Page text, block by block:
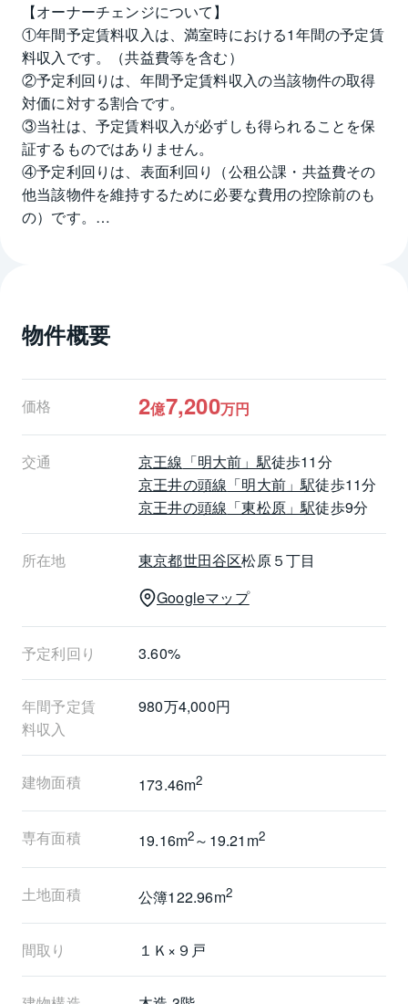
【オーナーチェンジについて】
①年間予定賃料収入は、満室時における1年間の予定賃
料収入です。（共益費等を含む）
②予定利回りは、年間予定賃料収入の当該物件の取得
対価に対する割合です。
③当社は、予定賃料収入が必ずしも得られることを保
証するものではありません。
④予定利回りは、表面利回り（公租公課・共益費その
他当該物件を維持するために必要な費用の控除前のも
の）です。
【ライフインフォメーション】
・セブンイレブン世田谷松原5丁目店　約240ｍ
・まいばすけっと松原2丁目店　約680ｍ
・スーパーバリューロピア松原店　約780ｍ
・ココカラファイン明大前店　約780ｍ
物件概要
価格 2億7,200万円
交通 京王線 「明大前」駅徒歩11分
京王井の頭線 「明大前」駅徒歩11分
京王井の頭線 「東松原」駅徒歩9分
所在地 東京都世田谷区松原５丁目
Googleマップ
予定利回り 3.60%
年間予定賃
料収入
980万4,000円
建物面積 173.46m2
専有面積 19.16m2～19.21m2
土地面積 公簿122.96m2
間取り １Ｋ×９戸